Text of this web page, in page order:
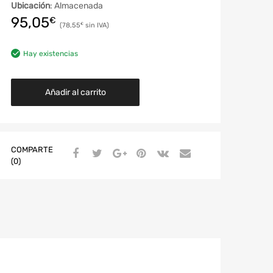
Ubicación: Almacenada
95,05€ 78,55€
Hay existencias
Añadir al carrito
COMPARTE
(0)